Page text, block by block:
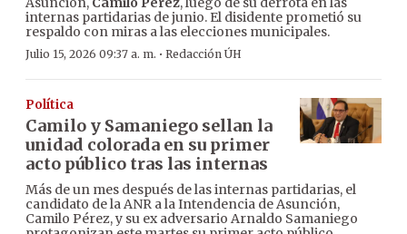
internas partidarias de junio. El disidente prometió su
respaldo con miras a las elecciones municipales.
Julio 15, 2026 09:37 a. m. · Redacción ÚH
Política
Camilo y Samaniego sellan la
unidad colorada en su primer
acto público tras las internas
Más de un mes después de las internas partidarias, el
candidato de la ANR a la Intendencia de Asunción,
Camilo Pérez, y su ex adversario Arnaldo Samaniego